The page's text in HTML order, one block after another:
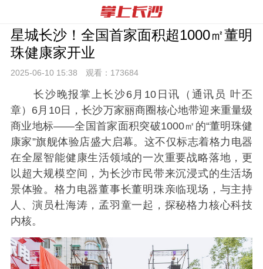
星城长沙！全国首家面积超1000㎡董明
珠健康家开业
2025-06-10 15:38 观看： 173684
长沙晚报掌上长沙6月10日讯（通讯员 叶丕
章）6月10日，长沙万家丽商圈核心地带迎来重量级
商业地标——全国首家面积突破1000㎡的“董明珠健
康家”旗舰体验店盛大启幕。这不仅标志着格力电器
在全屋智能健康生活领域的一次重要战略落地，更
以超大规模空间，为长沙市民带来沉浸式的生活场
景体验。格力电器董事长董明珠亲临现场，与主持
人、演员杜海涛，孟羽童一起，探秘格力核心科技
内核。